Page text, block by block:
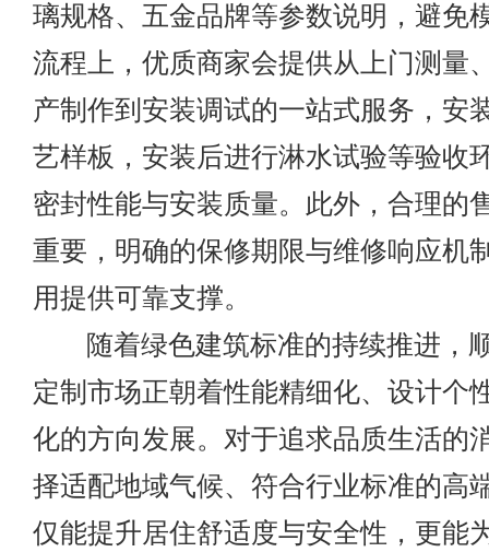
璃规格、五金品牌等参数说明，避免
流程上，优质商家会提供从上门测量
产制作到安装调试的一站式服务，安
艺样板，安装后进行淋水试验等验收
密封性能与安装质量。此外，合理的
重要，明确的保修期限与维修响应机
用提供可靠支撑。
随着绿色建筑标准的持续推进，
定制市场正朝着性能精细化、设计个
化的方向发展。对于追求品质生活的
择适配地域气候、符合行业标准的高
仅能提升居住舒适度与安全性，更能